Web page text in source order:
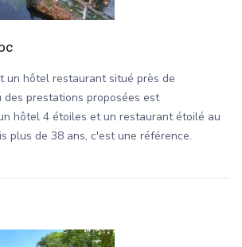
un hôtel restaurant situé près de
des prestations proposées est
hôtel 4 étoiles et un restaurant étoilé au
plus de 38 ans, c'est une référence.